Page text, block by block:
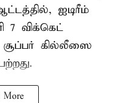
ஐடிரீம்
7 விக்கெட்
சூப்பர் கில்லீஸை
More